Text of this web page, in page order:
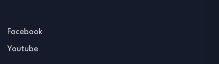
Facebook
Youtube